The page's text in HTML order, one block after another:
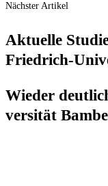
Nächster Artikel
Aktu­el­le
Friedrich-
Wie­der
ver­si­tät